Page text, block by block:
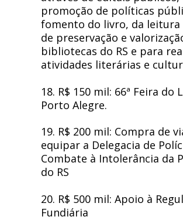
promoção de políticas
fomento do livro, da leitura
de preservação e
bibliotecas do RS e para
atividades literárias e
18. R$ 150 mil: 66ª Feira do
Porto Alegre.
19. R$ 200 mil: Compra de
equipar a Delegacia de
Combate à Intolerância da
do RS
20. R$ 500 mil: Apoio à
Fundiária